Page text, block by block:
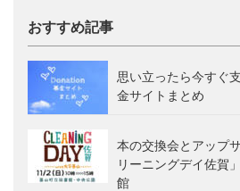
おすすめ記事
思い立ったら今すぐ
金サイトまとめ
本の交換会とアップ
リーニングデイ佐賀
館